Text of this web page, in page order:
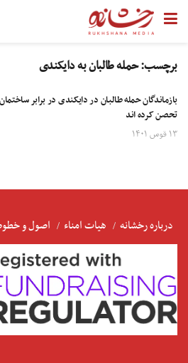
برچسب:حمله طالبان به دایکندی
بازماندگان حمله طالبان در دایکندی در برابر
تحصن کرده ‌اند
۱۳ قوس ۱۴۰۱
درباره رخشانه هیات امناء اصول و